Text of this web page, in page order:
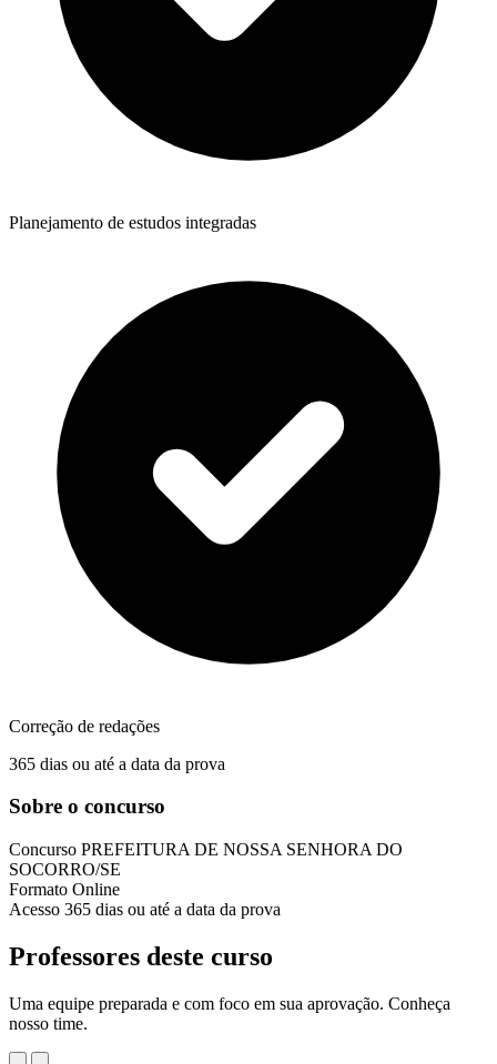
Planejamento de estudos integradas
Correção de redações
365 dias ou até a data da prova
Sobre o concurso
Concurso PREFEITURA DE NOSSA SENHORA DO
SOCORRO/SE
Formato Online
Acesso 365 dias ou até a data da prova
Professores deste curso
Uma equipe preparada e com foco em sua aprovação. Conheça
nosso time.